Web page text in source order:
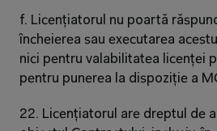
f. Licențiatorul nu poartă
încheierea sau executarea
nici pentru valabilitatea licenței
pentru punerea la dispoziție a
22. Licențiatorul are dreptul de